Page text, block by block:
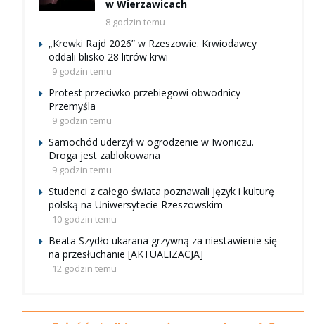
w Wierzawicach
8 godzin temu
„Krewki Rajd 2026” w Rzeszowie. Krwiodawcy
oddali blisko 28 litrów krwi
9 godzin temu
Protest przeciwko przebiegowi obwodnicy
Przemyśla
9 godzin temu
Samochód uderzył w ogrodzenie w Iwoniczu.
Droga jest zablokowana
9 godzin temu
Studenci z całego świata poznawali język i kulturę
polską na Uniwersytecie Rzeszowskim
10 godzin temu
Beata Szydło ukarana grzywną za niestawienie się
na przesłuchanie [AKTUALIZACJA]
12 godzin temu